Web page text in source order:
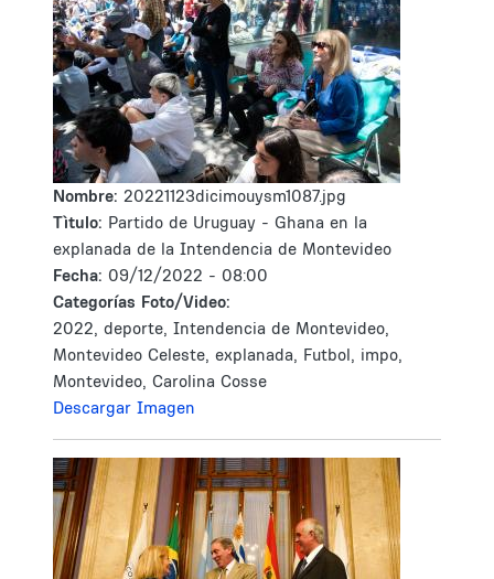
Nombre: 20221123dicimouysm1087.jpg
Tìtulo: Partido de Uruguay - Ghana en la
explanada de la Intendencia de Montevideo
Fecha: 09/12/2022 - 08:00
Categorías Foto/Video:
2022, deporte, Intendencia de Montevideo,
Montevideo Celeste, explanada, Futbol, impo,
Montevideo, Carolina Cosse
Descargar Imagen